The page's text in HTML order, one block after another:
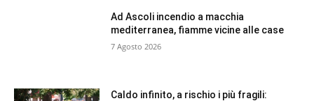
Ad Ascoli incendio a macchia
mediterranea, fiamme vicine alle case
7 Agosto 2026
Caldo infinito, a rischio i più fragili: